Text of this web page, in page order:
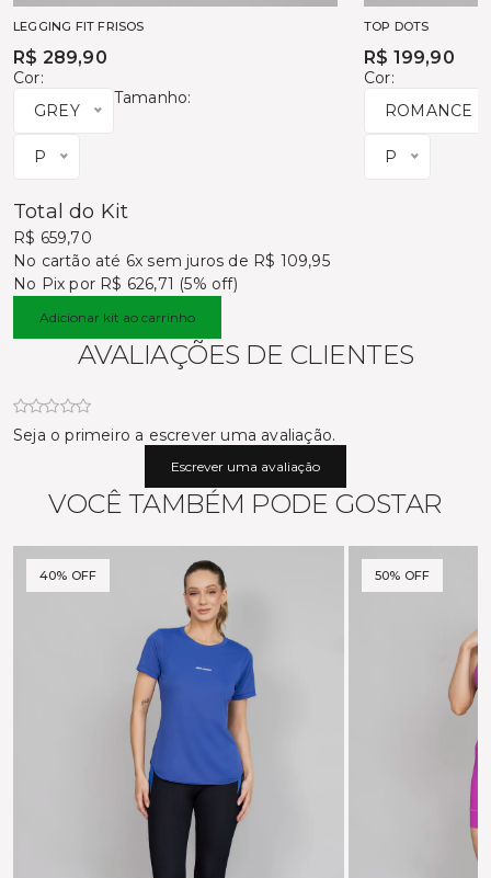
LEGGING FIT FRISOS
R$ 289,90
Cor:
GREY
Tamanho:
P
TOP DOTS
R$ 199,90
Cor:
ROMANCE
P
Total do Kit
R$ 659,70
No cartão até 6x sem juros de R$ 109,95
No Pix por R$ 626,71 (5% off)
Adicionar kit ao carrinho
AVALIAÇÕES DE CLIENTES
Seja o primeiro a escrever uma avaliação.
Escrever uma avaliação
VOCÊ TAMBÉM PODE GOSTAR
40% OFF 50% OFF